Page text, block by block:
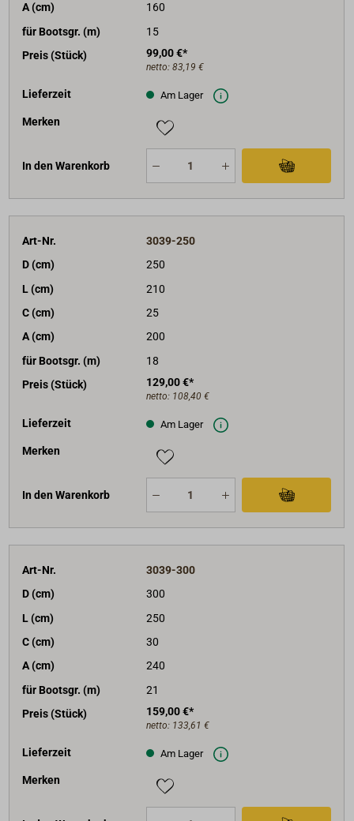
A (cm)
160
für Bootsgr. (m)
15
Preis (Stück)
99,00 €*
netto: 83,19 €
Lieferzeit Am Lager
Merken
In den Warenkorb
Art-Nr.
3039-250
D (cm)
250
L (cm)
210
C (cm)
25
A (cm)
200
für Bootsgr. (m)
18
Preis (Stück)
129,00 €*
netto: 108,40 €
Lieferzeit Am Lager
Merken
In den Warenkorb
Art-Nr.
3039-300
D (cm)
300
L (cm)
250
C (cm)
30
A (cm)
240
für Bootsgr. (m)
21
Preis (Stück)
159,00 €*
netto: 133,61 €
Lieferzeit Am Lager
Merken